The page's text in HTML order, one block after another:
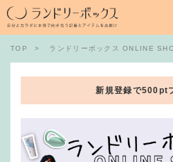
TOP ランドリーボックス ONLINE
新規登録で500pt